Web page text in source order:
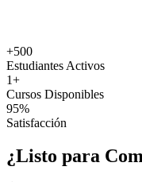
+500
Estudiantes Activos
1+
Cursos Disponibles
95%
Satisfacción
¿Listo para